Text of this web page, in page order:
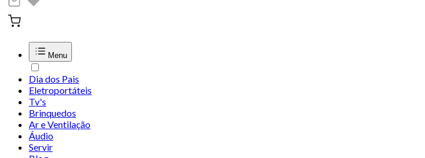
Menu
Dia dos Pais
Eletroportáteis
Tv's
Brinquedos
Ar e Ventilação
Áudio
Servir